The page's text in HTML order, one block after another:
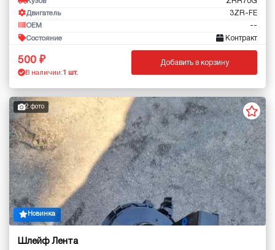
Двигатель 3ZR-FE
OEM --
Состояние Контракт
500
В наличии: 1 шт.
Добавить в корзину
2 фото
Новинка
Шлейф Лента